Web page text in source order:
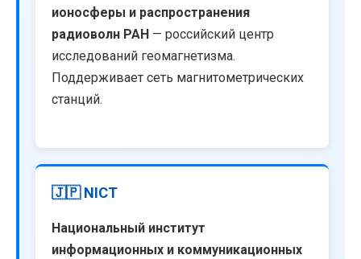
ионосферы и распространения
радиоволн РАН — российский центр
исследований геомагнетизма.
Поддерживает сеть магнитометрических
станций.
🇯🇵 NICT
Национальный институт
информационных и коммуникационных